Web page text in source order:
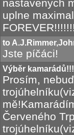
nastavenych
uplne
to
Jste píčáci!
Výběr kamarádů!!!
Prosím,
Červeného